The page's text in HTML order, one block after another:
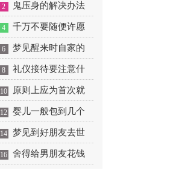
2 鬼压身的解决办法
4 千万不要随便许愿
6 梦见醒来时自家的
入户门开着
8 礼仪接待要注意什
么
10 原则上应为首次就
业
12 婴儿一般包到几个
月
14 梦见到好朋友去世
是什么意思
16 舍得给男朋友花钱